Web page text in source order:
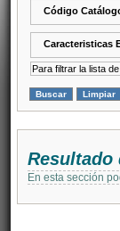
Código
Caracteristicas
Para filtrar la lista
Resultado
En esta sección